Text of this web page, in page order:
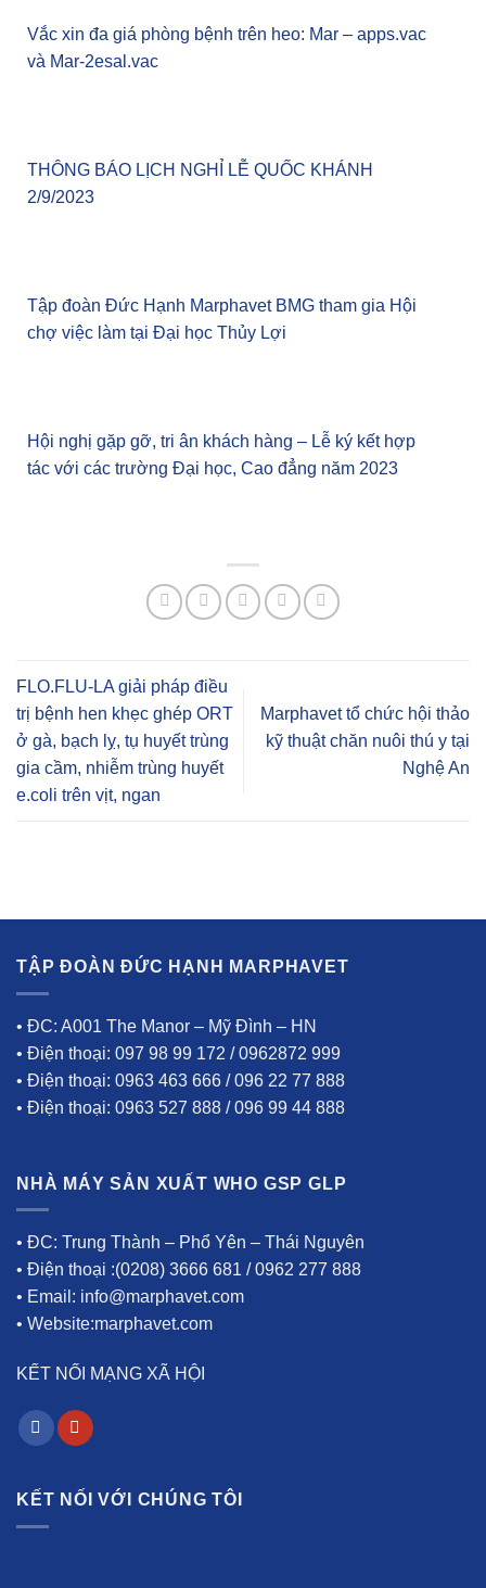
Vắc xin đa giá phòng bệnh trên heo: Mar – apps.vac
và Mar-2esal.vac
THÔNG BÁO LỊCH NGHỈ LỄ QUỐC KHÁNH
2/9/2023
Tập đoàn Đức Hạnh Marphavet BMG tham gia Hội
chợ việc làm tại Đại học Thủy Lợi
Hội nghị gặp gỡ, tri ân khách hàng – Lễ ký kết hợp
tác với các trường Đại học, Cao đẳng năm 2023
FLO.FLU-LA giải pháp điều
trị bệnh hen khẹc ghép ORT
ở gà, bạch lỵ, tụ huyết trùng
gia cầm, nhiễm trùng huyết
e.coli trên vịt, ngan
Marphavet tổ chức hội thảo
kỹ thuật chăn nuôi thú y tại
Nghệ An
TẬP ĐOÀN ĐỨC HẠNH MARPHAVET
• ĐC: A001 The Manor – Mỹ Đình – HN
• Điện thoại: 097 98 99 172 / 0962872 999
• Điện thoại: 0963 463 666 / 096 22 77 888
• Điện thoại: 0963 527 888 / 096 99 44 888
NHÀ MÁY SẢN XUẤT WHO GSP GLP
• ĐC: Trung Thành – Phổ Yên – Thái Nguyên
• Điện thoại :(0208) 3666 681 / 0962 277 888
• Email: info@marphavet.com
• Website:marphavet.com
KẾT NỐI MẠNG XÃ HỘI
KẾT NỐI VỚI CHÚNG TÔI